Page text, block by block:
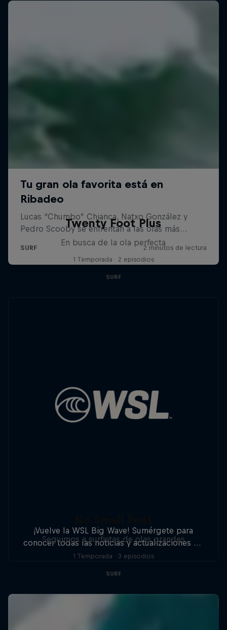
Twenty Foot Plus
En busca de la ola perfecta
1 Temporada · 2 episodios
SURF
¡Vuelve la WSL Big Wave! Sumérgete para
conocer todas las noticias y actualizaciones de
eventos que necesitas, desde remar en Jaws en
Seguimos a surfistas de olas grandes
1 Temporada · 3 episodios
SURF